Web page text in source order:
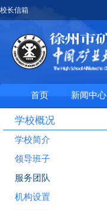
校长信箱
首页 新闻中心
学校概况
学校简介
领导班子
服务团队
机构设置